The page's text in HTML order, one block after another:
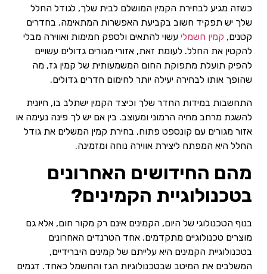
כשזה מגיע לבחירת הקמין המושלם לבית שלך, לגודל החלל
שלך יש תפקיד חשוב בקביעת האפשרות המתאימה. בחדרים
קטנים, קמין חשמלי עשוי להתאים ולספק חמימות ואווירה מבלי
להקטין את החלל. לעומת זאת, אזורי מגורים גדולים עשויים
להפיק תועלת מתפוקת החום המשמעותית של קמין גז, מה
שהופך אותו לבחירה יעילה יותר לחימום חדרים גדולים.
התחשבות במידות החדר שלך וכיצד הקמין ישתלב בו, חיונית
להשגת מרחב מחיה הרמוני ומעוצב. בין אם יש לך פינה נעימה או
אזור מגורים עם קונספט פתוח, בחירת קמין המשלים את גודל
החלל היא המפתח ליצירת אווירה נוחה ומזמינה.
מהם החידושים האחרונים
בטכנולוגיית הקמינים?
בנוף הטכנולוגי של היום, הקמינים אינם רק מקור חום, אלא גם
מוצרים טכנולוגיים מתקדמים. אחד הטרנדים האחרונים
בטכנולוגיית הקמינים היא עלייתם של קמינים היברידיים,
המשלבים את המיטב שבטכנולוגיות הגז והחשמל כאחד. דגמים